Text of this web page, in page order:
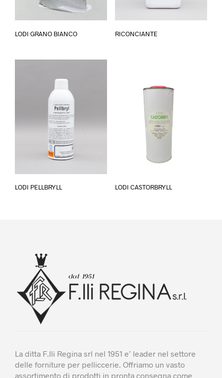
LODI GRANO BIANCO RICONCIANTE
LODI PELLBRYLL LODI CASTORBRYLL
La ditta F.lli Regina srl nel 1951 e’ leader nel settore
delle forniture per pelliccerie. Offriamo un vasto
assortimento di prodotti in pronta consegna come